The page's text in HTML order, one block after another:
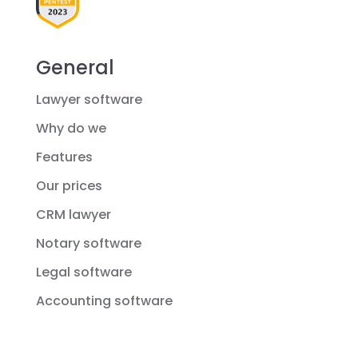
General
Lawyer software
Why do we
Features
Our prices
CRM lawyer
Notary software
Legal software
Accounting software